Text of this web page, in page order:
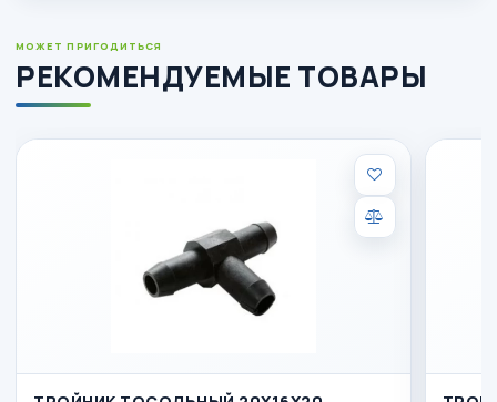
МОЖЕТ ПРИГОДИТЬСЯ
РЕКОМЕНДУЕМЫЕ ТОВАРЫ